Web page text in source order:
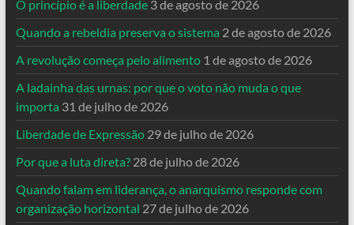
O princípio é a liberdade 3 de agosto de 2026
Quando a rebeldia preserva o sistema 2 de agosto de 2026
A revolução começa pelo alimento 1 de agosto de 2026
A ladainha das urnas: por que o voto não muda o que
importa 31 de julho de 2026
Liberdade de Expressão 29 de julho de 2026
Por que a luta direta? 28 de julho de 2026
Quando falam em liderança, o anarquismo responde com
organização horizontal 27 de julho de 2026